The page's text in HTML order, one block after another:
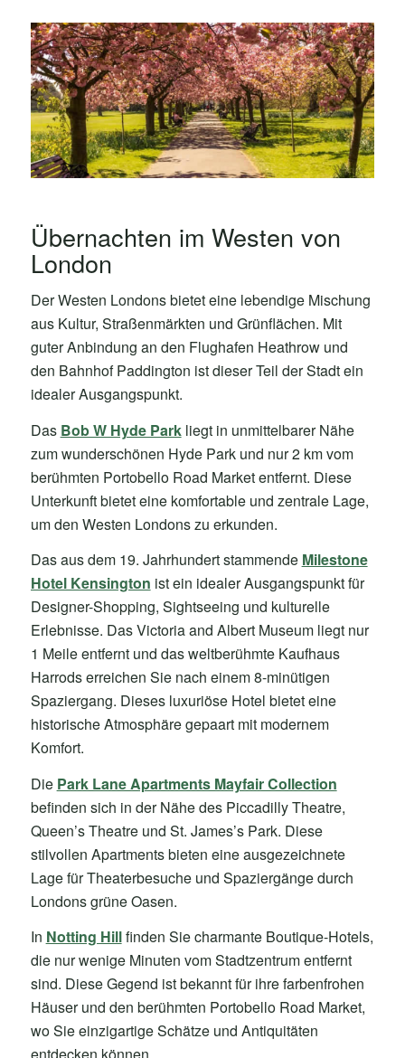
Übernachten im Westen von
London
Der Westen Londons bietet eine lebendige Mischung
aus Kultur, Straßenmärkten und Grünflächen. Mit
guter Anbindung an den Flughafen Heathrow und
den Bahnhof Paddington ist dieser Teil der Stadt ein
idealer Ausgangspunkt.
Das Bob W Hyde Parkliegt in unmittelbarer Nähe
zum wunderschönen Hyde Park und nur 2 km vom
berühmten Portobello Road Market entfernt. Diese
Unterkunft bietet eine komfortable und zentrale Lage,
um den Westen Londons zu erkunden.
Das aus dem 19. Jahrhundert stammende Milestone
Hotel Kensington ist ein idealer Ausgangspunkt für
Designer-Shopping, Sightseeing und kulturelle
Erlebnisse. Das Victoria and Albert Museum liegt nur
1 Meile entfernt und das weltberühmte Kaufhaus
Harrods erreichen Sie nach einem 8-minütigen
Spaziergang. Dieses luxuriöse Hotel bietet eine
historische Atmosphäre gepaart mit modernem
Komfort.
Die Park Lane Apartments Mayfair Collection
befinden sich in der Nähe des Piccadilly Theatre,
Queen’s Theatre und St. James’s Park. Diese
stilvollen Apartments bieten eine ausgezeichnete
Lage für Theaterbesuche und Spaziergänge durch
Londons grüne Oasen.
In Notting Hillfinden Sie charmante Boutique-Hotels,
die nur wenige Minuten vom Stadtzentrum entfernt
sind. Diese Gegend ist bekannt für ihre farbenfrohen
Häuser und den berühmten Portobello Road Market,
wo Sie einzigartige Schätze und Antiquitäten